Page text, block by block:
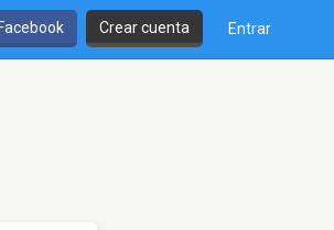
Crear cuenta Entrar